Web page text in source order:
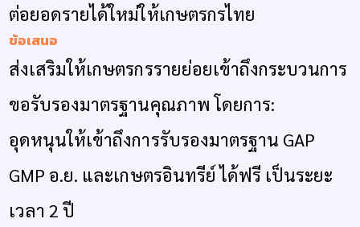
ต่อยอดรายได้ใหม่ให้เกษตรกรไทย
ข้อเสนอ
ส่งเสริมให้เกษตรกรรายย่อยเข้าถึงกระบวนการ
ขอรับรองมาตรฐานคุณภาพ โดยการ:
อุดหนุนให้เข้าถึงการรับรองมาตรฐาน GAP
GMP อ.ย. และเกษตรอินทรีย์ ได้ฟรี เป็นระยะ
เวลา 2 ปี